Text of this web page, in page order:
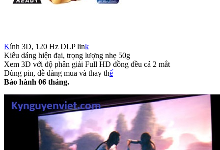
Kính 3D, 120 Hz DLP link
Kiểu dáng hiện đại, trọng lượng nhẹ 50g
Xem 3D với độ phân giải Full HD đồng đều cả 2 mắt
Dùng pin, dễ dàng mua và thay thế
Bảo hành 06 tháng.